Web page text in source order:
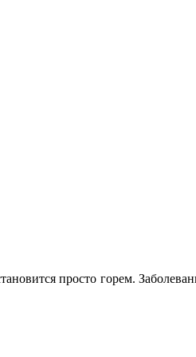
просто горем.